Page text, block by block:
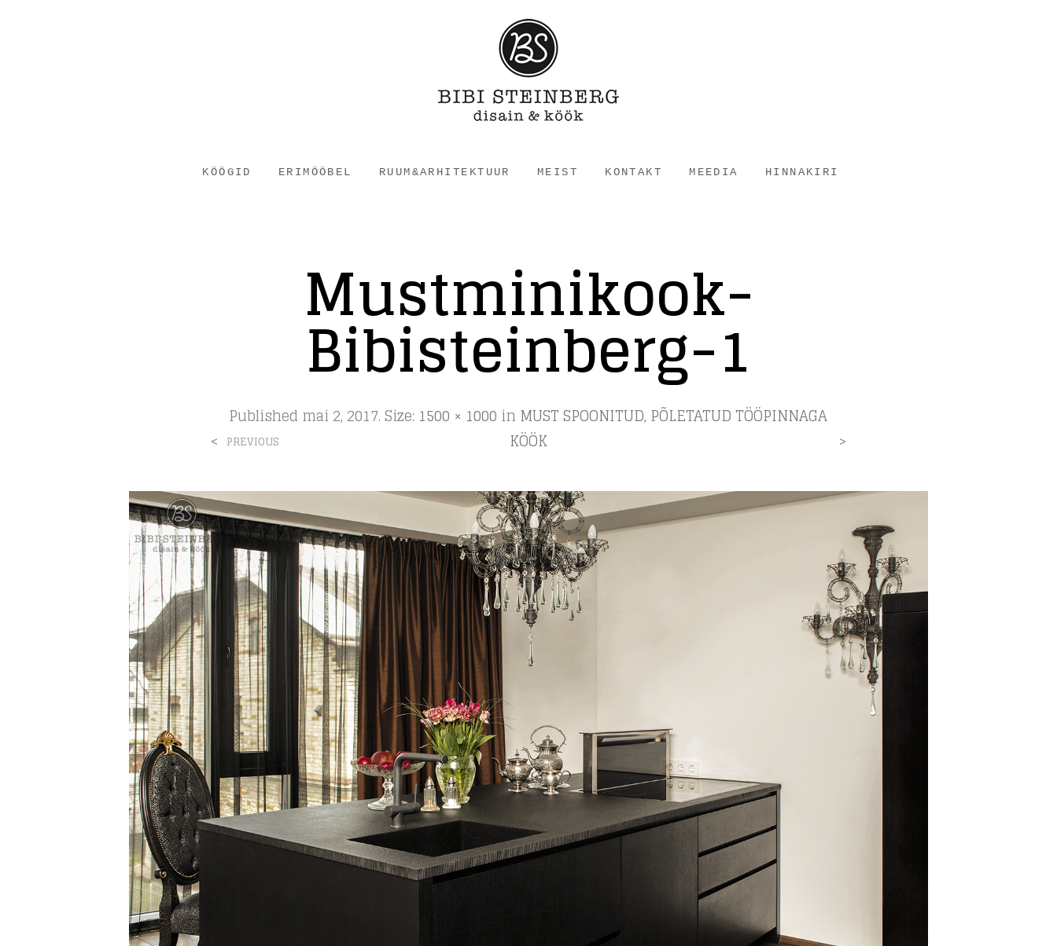
KÖÖGID ERIMÖÖBEL RUUM&ARHITEKTUUR MEIST KONTAKT MEEDIA HINNAKIRI
Mustminikook-
Bibisteinberg-1
Published mai 2, 2017. Size: 1500 × 1000 in MUST SPOONITUD, PÕLETATUD TÖÖPINNAGA
KÖÖK
< PREVIOUS >